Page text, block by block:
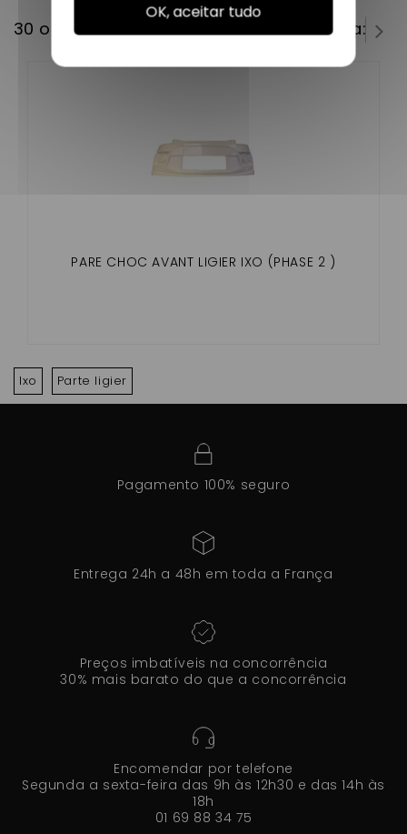
30 outros produtos na mesma categoria:
PARE CHOC AVANT LIGIER IXO (PHASE 2 )
Ixo Parte ligier
Pagamento 100% seguro
Entrega 24h a 48h em toda a França
Preços imbatíveis na concorrência
30% mais barato do que a concorrência
Encomendar por telefone
Segunda a sexta-feira das 9h às 12h30 e das 14h às
18h
01 69 88 34 75
OK, aceitar tudo